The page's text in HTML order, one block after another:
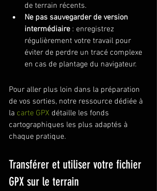
de terrain récents.
Ne pas sauvegarder de version
intermédiaire : enregistrez
régulièrement votre travail pour
éviter de perdre un tracé complexe
en cas de plantage du navigateur.
Pour aller plus loin dans la préparation
de vos sorties, notre ressource dédiée à
la carte GPX détaille les fonds
cartographiques les plus adaptés à
chaque pratique.
Transférer et utiliser votre fichier
GPX sur le terrain